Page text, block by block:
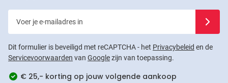
Dit formulier is beveiligd met reCAPTCHA - het Privacybeleid en de
Servicevoorwaarden van Googlezijn van toepassing.
€ 25,- korting op jouw volgende aankoop